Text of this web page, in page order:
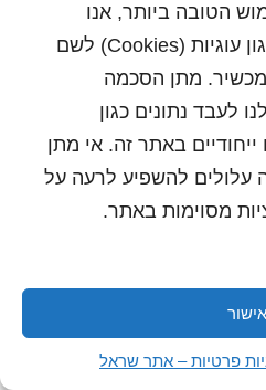
הטובה ביותר, אנו
משתמשים בטכנולוגיות כגון עוגיות (Cookies) לשם
מתן הסכמה
לעבד נתונים כגון
באתר זה. אי מתן
עלולים להשפיע לרעה על
מסוימות באתר.
אישור
פרטיות – אתר שראל
כל הזכויות שמורות לשראל 2018 | עיצוב ותכנות: סטודיו